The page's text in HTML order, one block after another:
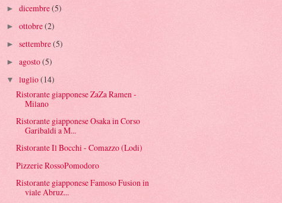
► dicembre(5)
► ottobre(2)
► settembre(5)
► agosto(5)
▼ luglio(14)
Ristorante giapponese ZaZa Ramen -
Milano
Ristorante giapponese Osaka in Corso
Garibaldi a M...
Ristorante Il Bocchi - Comazzo (Lodi)
Pizzerie RossoPomodoro
Ristorante giapponese Famoso Fusion in
viale Abruz...